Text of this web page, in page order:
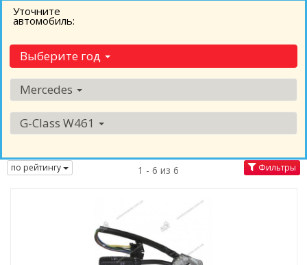
Уточните
автомобиль:
Выберите год
Mercedes
G-Class W461
по рейтингу 1 - 6 из 6 Фильтры